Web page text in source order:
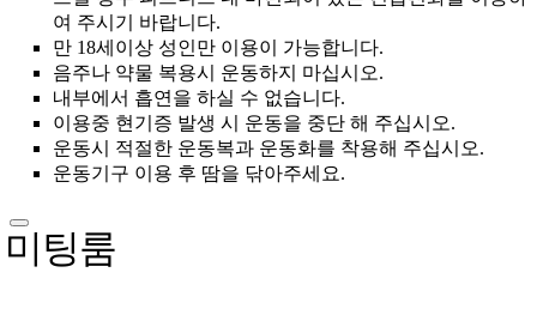
여 주시기 바랍니다.
만 18세이상 성인만 이용이 가능합니다.
음주나 약물 복용시 운동하지 마십시오.
내부에서 흡연을 하실 수 없습니다.
이용중 현기증 발생 시 운동을 중단 해 주십시오.
운동시 적절한 운동복과 운동화를 착용해 주십시오.
운동기구 이용 후 땀을 닦아주세요.
미팅룸